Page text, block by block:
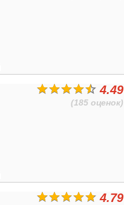
4.49
(185 оценок)
4.79